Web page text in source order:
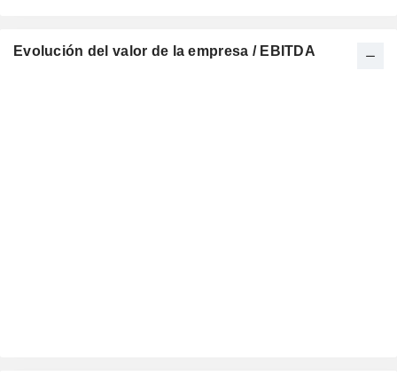
Evolución del valor de la empresa / EBITDA